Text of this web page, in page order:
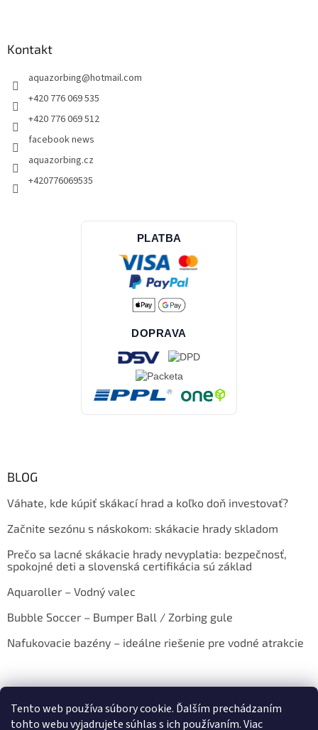
Tento web používa súbory cookie. Ďalším prechádzaním
tohto webu vyjadrujete súhlas s ich používaním. Viac
Kontakt
aquazorbing@hotmail.com
+420 776 069 535
+420 776 069 512
facebook news
aquazorbing.cz
+420776069535
PLATBA
DOPRAVA
BLOG
Váhate, kde kúpiť skákací hrad a koľko doň investovať?
Začnite sezónu s náskokom: skákacie hrady skladom
Prečo sa lacné skákacie hrady nevyplatia: bezpečnosť,
spokojné deti a slovenská certifikácia sú základ
Aquaroller – Vodný valec
Bubble Soccer – Bumper Ball / Zorbing gule
Nafukovacie bazény – ideálne riešenie pre vodné atrakcie